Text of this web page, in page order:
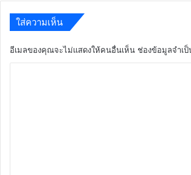
ใส่ความเห็น
อีเมลของคุณจะไม่แสดงให้คนอื่นเห็น ช่องข้อมูลจำเ